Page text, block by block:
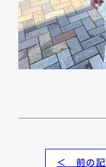
＜ 前の記